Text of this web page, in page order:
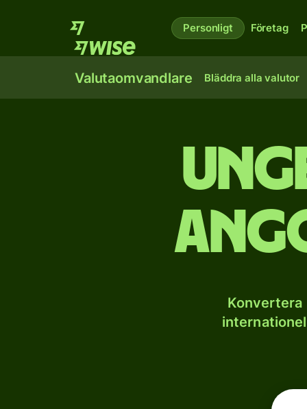
Personligt Företag
Valutaomvandlare Bläddra alla valutor
Konvertera